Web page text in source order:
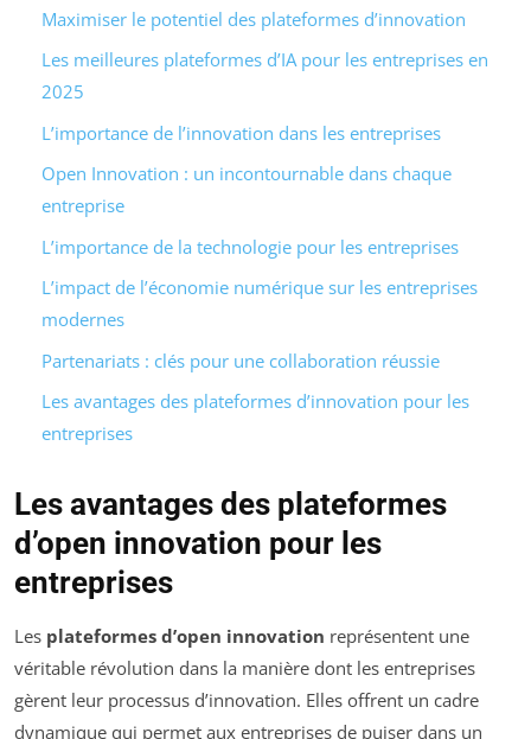
Maximiser le potentiel des plateformes d’innovation
Les meilleures plateformes d’IA pour les entreprises en
2025
L’importance de l’innovation dans les entreprises
Open Innovation : un incontournable dans chaque
entreprise
L’importance de la technologie pour les entreprises
L’impact de l’économie numérique sur les entreprises
modernes
Partenariats : clés pour une collaboration réussie
Les avantages des plateformes d’innovation pour les
entreprises
Les avantages des plateformes
d’open innovation pour les
entreprises
Les plateformes d’open innovation représentent une
véritable révolution dans la manière dont les entreprises
gèrent leur processus d’innovation. Elles offrent un cadre
dynamique qui permet aux entreprises de puiser dans un